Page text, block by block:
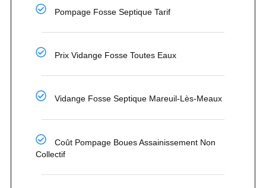
Pompage Fosse Septique Tarif
Prix Vidange Fosse Toutes Eaux
Vidange Fosse Septique Mareuil-Lès-Meaux
Coût Pompage Boues Assainissement Non
Collectif